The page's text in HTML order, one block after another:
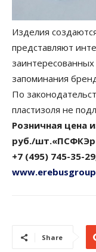
Изделия
представляют
запоминания
По
пластизоля не
Розничная цена
руб./шт.
+7 (495) 745-35-
Share